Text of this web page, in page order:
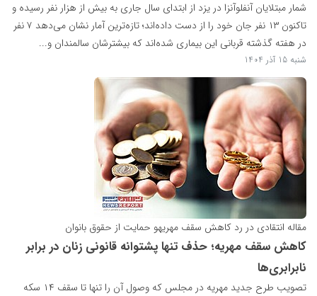
شمار مبتلایان آنفلوآنزا در یزد از ابتدای سال جاری به بیش از هزار نفر رسیده و
تاکنون ۱۳ نفر جان خود را از دست داده‌اند؛ تازه‌ترین آمار نشان می‌دهد ۷ نفر
در هفته گذشته قربانی این بیماری شده‌اند که بیشترشان سالمندان و...
شنبه 15 آذر 1404
مقاله انتقادی در رد کاهش سقف مهریهو حمایت از حقوق بانوان
کاهش سقف مهریه؛ حذف تنها پشتوانه قانونی زنان در برابر
نابرابری‌ها
تصویب طرح جدید مهریه در مجلس که وصول آن را تنها تا سقف ۱۴ سکه